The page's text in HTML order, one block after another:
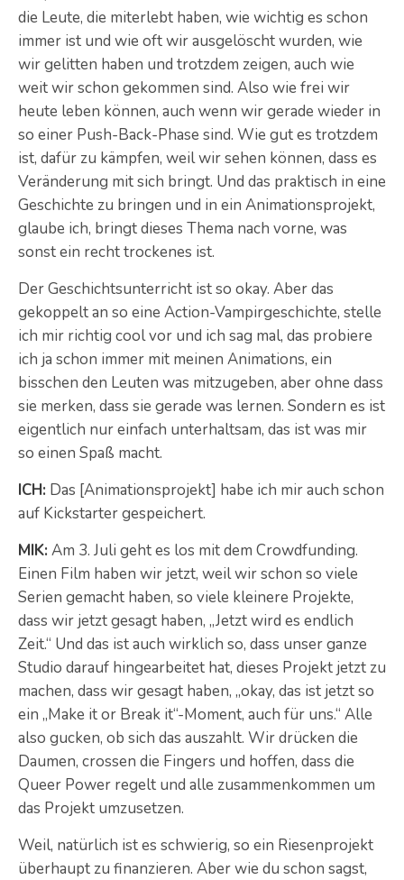
die Leute, die miterlebt haben, wie wichtig es schon
immer ist und wie oft wir ausgelöscht wurden, wie
wir gelitten haben und trotzdem zeigen, auch wie
weit wir schon gekommen sind. Also wie frei wir
heute leben können, auch wenn wir gerade wieder in
so einer Push-Back-Phase sind. Wie gut es trotzdem
ist, dafür zu kämpfen, weil wir sehen können, dass es
Veränderung mit sich bringt. Und das praktisch in eine
Geschichte zu bringen und in ein Animationsprojekt,
glaube ich, bringt dieses Thema nach vorne, was
sonst ein recht trockenes ist.
Der Geschichtsunterricht ist so okay. Aber das
gekoppelt an so eine Action-Vampirgeschichte, stelle
ich mir richtig cool vor und ich sag mal, das probiere
ich ja schon immer mit meinen Animations, ein
bisschen den Leuten was mitzugeben, aber ohne dass
sie merken, dass sie gerade was lernen. Sondern es ist
eigentlich nur einfach unterhaltsam, das ist was mir
so einen Spaß macht.
ICH: Das [Animationsprojekt] habe ich mir auch schon
auf Kickstarter gespeichert.
MIK: Am 3. Juli geht es los mit dem Crowdfunding.
Einen Film haben wir jetzt, weil wir schon so viele
Serien gemacht haben, so viele kleinere Projekte,
dass wir jetzt gesagt haben, „Jetzt wird es endlich
Zeit.“ Und das ist auch wirklich so, dass unser ganze
Studio darauf hingearbeitet hat, dieses Projekt jetzt zu
machen, dass wir gesagt haben, „okay, das ist jetzt so
ein „Make it or Break it“-Moment, auch für uns.“ Alle
also gucken, ob sich das auszahlt. Wir drücken die
Daumen, crossen die Fingers und hoffen, dass die
Queer Power regelt und alle zusammenkommen um
das Projekt umzusetzen.
Weil, natürlich ist es schwierig, so ein Riesenprojekt
überhaupt zu finanzieren. Aber wie du schon sagst,